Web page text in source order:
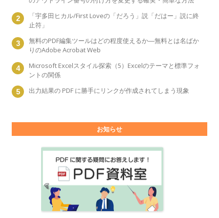
「宇多田ヒカル/First Loveの「だろう」説「だはー」説に終
止符」
無料のPDF編集ツールはどの程度使えるか―無料とは名ばか
りのAdobe Acrobat Web
Microsoft Excelスタイル探索（5）Excelのテーマと標準フォ
ントの関係
出力結果の PDF に勝手にリンクが作成されてしまう現象
お知らせ